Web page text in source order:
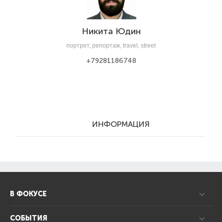
Никита Юдин
портрет, репортаж, travel, street
+79281186748
ИНФОРМАЦИЯ
В ФОКУСЕ
СОБЫТИЯ